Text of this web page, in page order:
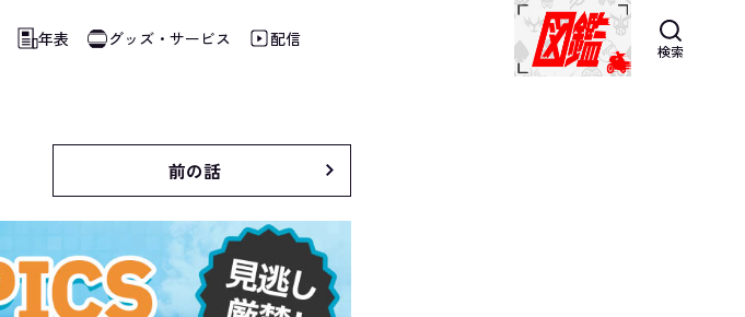
年表 グッズ・サービス 配信
検索
前の話